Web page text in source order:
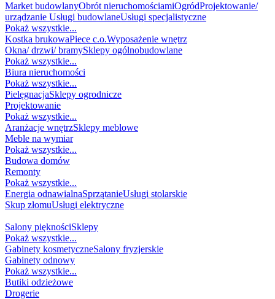
Market budowlanyObrót nieruchomościamiOgródProjektowanie/
urządzanie Usługi budowlaneUsługi specjalistyczne
Pokaż wszystkie...
Kostka brukowaPiece c.o.Wyposażenie wnętrz
Okna/ drzwi/ bramySklepy ogólnobudowlane
Pokaż wszystkie...
Biura nieruchomości
Pokaż wszystkie...
PielęgnacjaSklepy ogrodnicze
Projektowanie
Pokaż wszystkie...
Aranżacje wnętrzSklepy meblowe
Meble na wymiar
Pokaż wszystkie...
Budowa domów
Remonty
Pokaż wszystkie...
Energia odnawialnaSprzątanieUsługi stolarskie
Skup złomuUsługi elektryczne
Salony pięknościSklepy
Pokaż wszystkie...
Gabinety kosmetyczneSalony fryzjerskie
Gabinety odnowy
Pokaż wszystkie...
Butiki odzieżowe
Drogerie